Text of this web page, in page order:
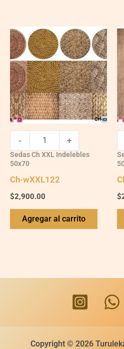
Ch-
wXXL122
quantity
- +
Sedas Ch XXL Indelebles
50x70
Ch-wXXL122
$2,900.00
Agregar al carrito
$
Copyright © 2026